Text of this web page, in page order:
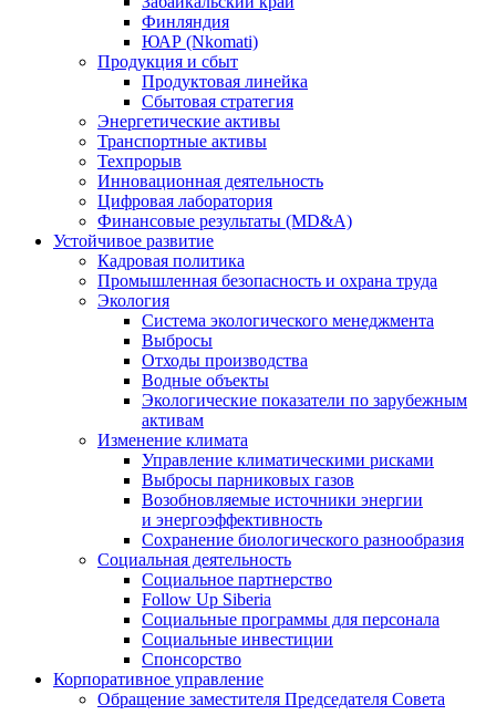
Финляндия
ЮАР (Nkomati)
Продукция и сбыт
Продуктовая линейка
Сбытовая стратегия
Энергетические активы
Транспортные активы
Техпрорыв
Инновационная деятельность
Цифровая лаборатория
Финансовые результаты (MD&A)
Устойчивое развитие
Кадровая политика
Промышленная безопасность и охрана труда
Экология
Система экологического менеджмента
Выбросы
Отходы производства
Водные объекты
Экологические показатели по зарубежным
активам
Изменение климата
Управление климатическими рисками
Выбросы парниковых газов
Возобновляемые источники энергии
и энергоэффективность
Сохранение биологического разнообразия
Социальная деятельность
Социальное партнерство
Follow Up Siberia
Социальные программы для персонала
Социальные инвестиции
Спонсорство
Корпоративное управление
Обращение заместителя Председателя Совета